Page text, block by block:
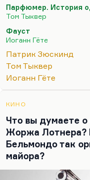
Франкенштейна.
Маньяк понимает,
способен дать
Ну а что касается
гений, стихийный,
художника, как
эмпатии. По-
Парфюмер. История
Том Тыквер
Фауст
Иоганн Гёте
Патрик Зюскинд
Том Тыквер
Иоганн Гёте
КИНО
Что вы думаете
Жоржа Лотнера?
Бельмондо так
майора?